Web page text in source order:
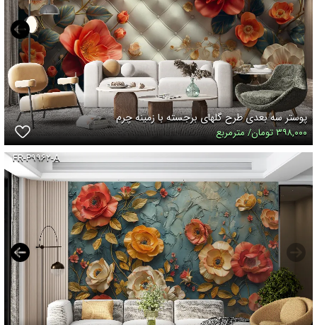
پوستر سه بعدی طرح گلهای برجسته با زمینه چرم
۳۹۸,۰۰۰ تومان/ مترمربع
FR-P۹۹۶۲-A